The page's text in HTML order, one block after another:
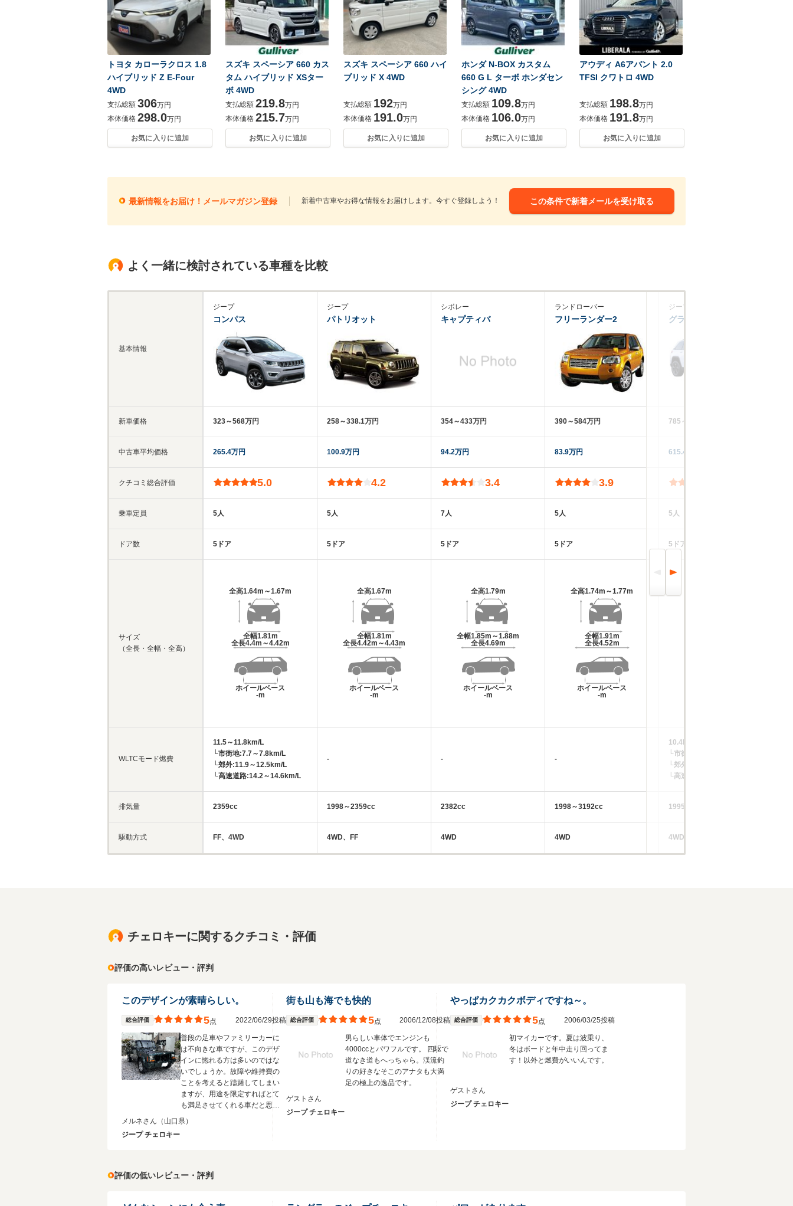
トヨタ カローラクロス 1.8
ハイブリッド Z E-Four
4WD
支払総額 306万円
本体価格 298.0万円
お気に入りに追加
スズキ スペーシア 660 カス
タム ハイブリッド XSター
ボ 4WD
支払総額 219.8万円
本体価格 215.7万円
お気に入りに追加
スズキ スペーシア 660 ハイ
ブリッド X 4WD
支払総額 192万円
本体価格 191.0万円
お気に入りに追加
ホンダ N-BOX カスタム
660 G L ターボ ホンダセン
シング 4WD
支払総額 109.8万円
本体価格 106.0万円
お気に入りに追加
アウディ A6アバント 2.0
TFSI クワトロ 4WD
支払総額 198.8万円
本体価格 191.8万円
お気に入りに追加
最新情報をお届け！メールマガジン登録 新着中古車やお得な情報をお届けします。今すぐ登録しよう！ この条件で新着メールを受け取る
よく一緒に検討されている車種を比較
基本情報
新車価格
中古車平均価格
クチコミ総合評価
乗車定員
ドア数
サイズ
（全長・全幅・全高）
WLTCモード燃費
排気量
駆動方式
ジープ
コンパス
323～568万円
265.4万円
5.0
5人
5ドア
全高1.64m～1.67m
全幅1.81m
全長4.4m～4.42m
ホイールベース
-m
11.5～11.8km/L
└市街地:7.7～7.8km/L
└郊外:11.9～12.5km/L
└高速道路:14.2～14.6km/L
2359cc
FF、4WD
ジープ
パトリオット
258～338.1万円
100.9万円
4.2
5人
5ドア
全高1.67m
全幅1.81m
全長4.42m～4.43m
ホイールベース
-m
-
1998～2359cc
4WD、FF
シボレー
キャプティバ
354～433万円
94.2万円
3.4
7人
5ドア
全高1.79m
全幅1.85m～1.88m
全長4.69m
ホイールベース
-m
-
2382cc
4WD
ランドローバー
フリーランダー2
390～584万円
83.9万円
3.9
5人
5ドア
全高1.74m～1.77m
全幅1.91m
全長4.52m
ホイールベース
-m
-
1998～3192cc
4WD
ジープ
グランドチェロキー
785～1227万円
615.4万円
5人
5ドア
10.4km/L
└市街地:8.6km/L
└郊外:10.2km/L
└高速道路:11.5km/L
1995cc
4WD
チェロキーに関するクチコミ・評価
評価の高いレビュー・評判
このデザインが素晴らしい。
総合評価 5点 2022/06/29投稿
普段の足車やファミリーカーに
は不向きな車ですが、このデザ
インに惚れる方は多いのではな
いでしょうか。故障や維持費の
ことを考えると躊躇してしまい
ますが、用途を限定すればとて
も満足させてくれる車だと思い
ます。少なくとも、買って損し
た！ということは無いと思いま
メルネさん （山口県）
ジープ チェロキー
街も山も海でも快的
総合評価 5点 2006/12/08投稿
男らしい車体でエンジンも
4000ccとパワフルです。 四駆で
道なき道もへっちゃら。渓流釣
りの好きなそこのアナタも大満
足の極上の逸品です。
ゲストさん
ジープ チェロキー
やっぱカクカクボディですね～。
総合評価 5点 2006/03/25投稿
初マイカーです。夏は波乗り、
冬はボードと年中走り回ってま
す！以外と燃費がいいんです。
ゲストさん
ジープ チェロキー
評価の低いレビュー・評判